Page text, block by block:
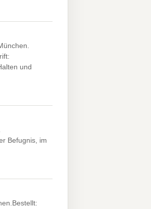
und
Befugnis, im